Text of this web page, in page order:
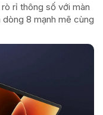
rỉ thông số với màn
dòng 8 mạnh mẽ cùng